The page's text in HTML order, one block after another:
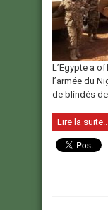
L’Egypte a
l’armée du
de blindés
Lire la